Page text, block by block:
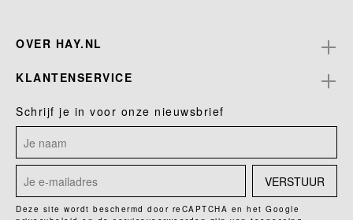
OVER HAY.NL
KLANTENSERVICE
Schrijf je in voor onze nieuwsbrief
VERSTUUR
Deze site wordt beschermd door reCAPTCHA en het Google